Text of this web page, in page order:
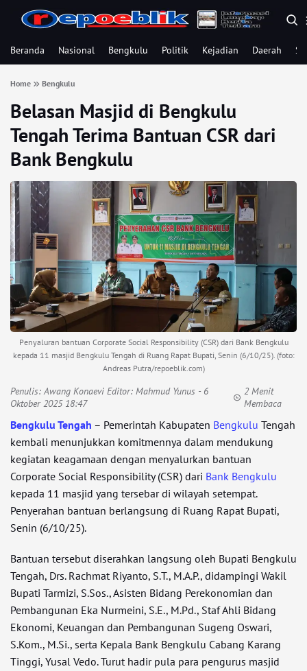
Beranda Nasional Bengkulu Politik Kejadian Daerah
Home Bengkulu
Belasan Masjid di Bengkulu
Tengah Terima Bantuan CSR dari
Bank Bengkulu
Penyaluran bantuan Corporate Social Responsibility (CSR) dari Bank Bengkulu
kepada 11 masjid Bengkulu Tengah di Ruang Rapat Bupati, Senin (6/10/25). (foto:
Andreas Putra/repoeblik.com)
Penulis:Awang Konaevi Editor: Mahmud Yunus - 6
Oktober 2025 18:47
2 Menit
Membaca
Bengkulu Tengah – Pemerintah Kabupaten Bengkulu Tengah
kembali menunjukkan komitmennya dalam mendukung
kegiatan keagamaan dengan menyalurkan bantuan
Corporate Social Responsibility (CSR) dari Bank Bengkulu
kepada 11 masjid yang tersebar di wilayah setempat.
Penyerahan bantuan berlangsung di Ruang Rapat Bupati,
Senin (6/10/25).
Bantuan tersebut diserahkan langsung oleh Bupati Bengkulu
Tengah, Drs. Rachmat Riyanto, S.T., M.A.P., didampingi Wakil
Bupati Tarmizi, S.Sos., Asisten Bidang Perekonomian dan
Pembangunan Eka Nurmeini, S.E., M.Pd., Staf Ahli Bidang
Ekonomi, Keuangan dan Pembangunan Sugeng Oswari,
S.Kom., M.Si., serta Kepala Bank Bengkulu Cabang Karang
Tinggi, Yusal Vedo. Turut hadir pula para pengurus masjid